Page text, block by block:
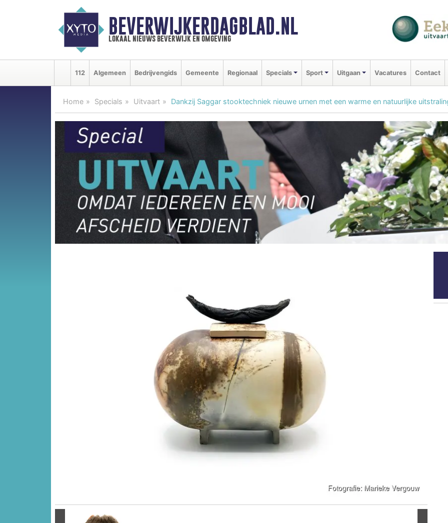
BEVERWIJKERDAGBLAD.NL
lokaal nieuws beverwijk en omgeving
112 Algemeen Bedrijvengids Gemeente Regionaal Specials Sport Uitgaan Vacatures Contact
Home Specials Uitvaart Dankzij Saggar stooktechniek nieuwe urnen met een warme en natuurlijke